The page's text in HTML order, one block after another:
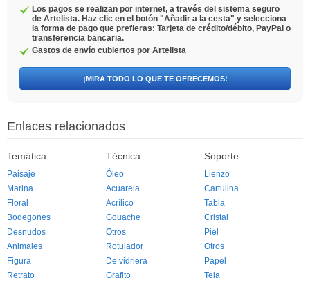
Los pagos se realizan por internet, a través del sistema seguro
de Artelista. Haz clic en el botón "Añadir a la cesta" y selecciona
la forma de pago que prefieras: Tarjeta de crédito/débito, PayPal o
transferencia bancaria.
Gastos de envío cubiertos por Artelista
¡MIRA TODO LO QUE TE OFRECEMOS!
Enlaces relacionados
Temática
Paisaje
Marina
Floral
Bodegones
Desnudos
Animales
Figura
Retrato
Técnica
Óleo
Acuarela
Acrílico
Gouache
Otros
Rotulador
De vidriera
Grafito
Soporte
Lienzo
Cartulina
Tabla
Cristal
Piel
Otros
Papel
Tela